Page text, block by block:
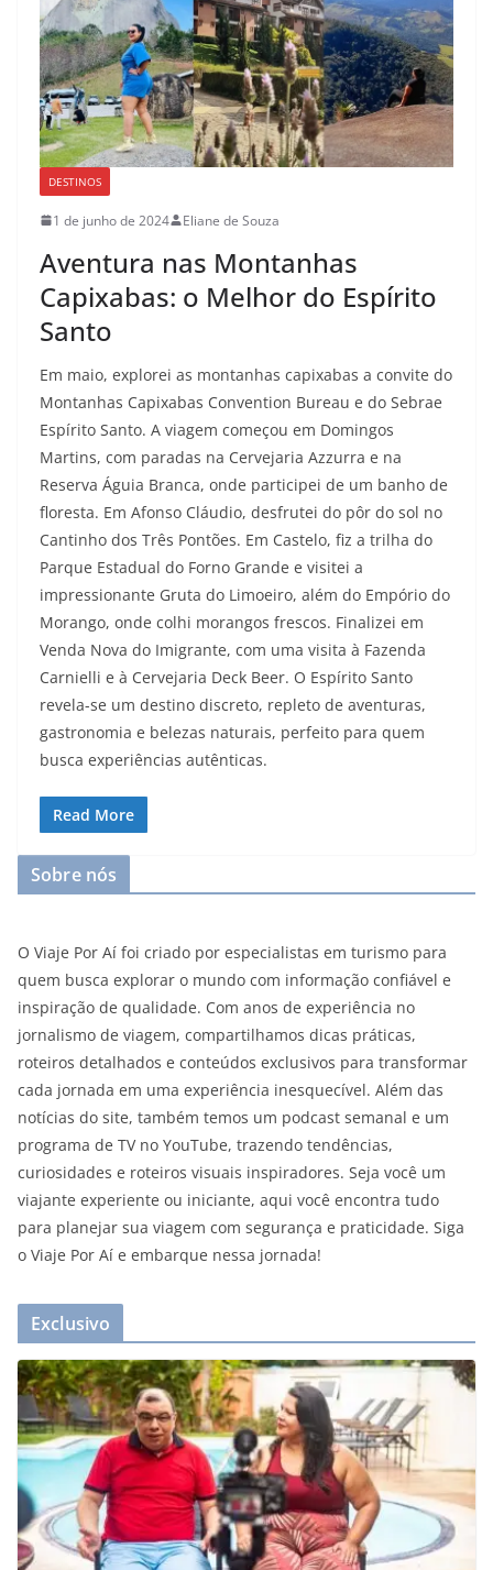
DESTINOS
1 de junho de 2024 Eliane de Souza
Aventura nas Montanhas
Capixabas: o Melhor do Espírito
Santo
Em maio, explorei as montanhas capixabas a convite do
Montanhas Capixabas Convention Bureau e do Sebrae
Espírito Santo. A viagem começou em Domingos
Martins, com paradas na Cervejaria Azzurra e na
Reserva Águia Branca, onde participei de um banho de
floresta. Em Afonso Cláudio, desfrutei do pôr do sol no
Cantinho dos Três Pontões. Em Castelo, fiz a trilha do
Parque Estadual do Forno Grande e visitei a
impressionante Gruta do Limoeiro, além do Empório do
Morango, onde colhi morangos frescos. Finalizei em
Venda Nova do Imigrante, com uma visita à Fazenda
Carnielli e à Cervejaria Deck Beer. O Espírito Santo
revela-se um destino discreto, repleto de aventuras,
gastronomia e belezas naturais, perfeito para quem
busca experiências autênticas.
Read More
Sobre nós
O Viaje Por Aí foi criado por especialistas em turismo para
quem busca explorar o mundo com informação confiável e
inspiração de qualidade. Com anos de experiência no
jornalismo de viagem, compartilhamos dicas práticas,
roteiros detalhados e conteúdos exclusivos para transformar
cada jornada em uma experiência inesquecível. Além das
notícias do site, também temos um podcast semanal e um
programa de TV no YouTube, trazendo tendências,
curiosidades e roteiros visuais inspiradores. Seja você um
viajante experiente ou iniciante, aqui você encontra tudo
para planejar sua viagem com segurança e praticidade. Siga
o Viaje Por Aí e embarque nessa jornada!
Exclusivo